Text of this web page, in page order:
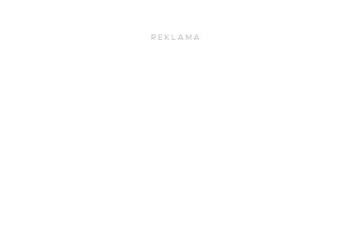
REKLAMA